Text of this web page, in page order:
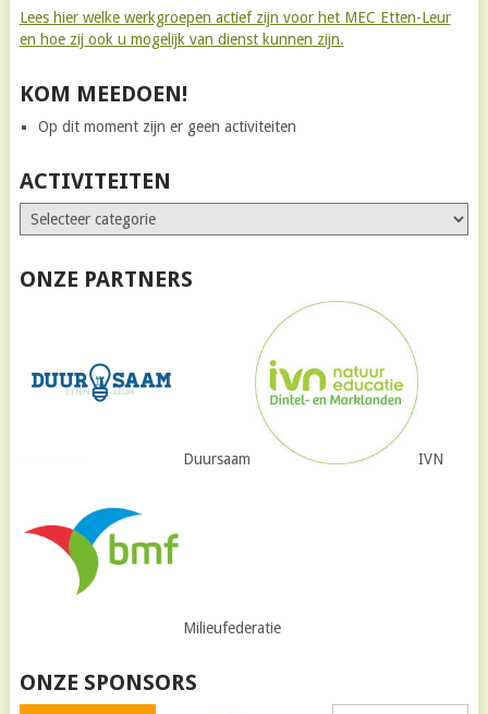
Lees hier welke werkgroepen actief zijn voor het MEC Etten-Leur
en hoe zij ook u mogelijk van dienst kunnen zijn.
KOM MEEDOEN!
Op dit moment zijn er geen activiteiten
ACTIVITEITEN
ONZE PARTNERS
Duursaam IVN
Milieufederatie
ONZE SPONSORS